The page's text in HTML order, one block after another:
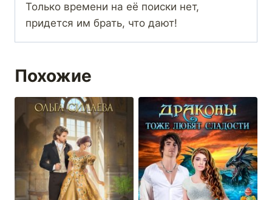
Только времени на её поиски нет,
придется им брать, что дают!
Похожие